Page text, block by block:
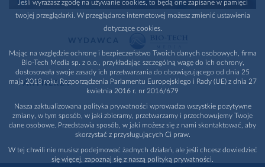
PARTNERZY
Jeśli wyrażasz zgodę na używanie cookies, to będą one zapisane w pamięci
twojej przeglądarki. W przeglądarce internetowej możesz zmienić ustawienia
dotyczące cookies.
Mając na względzie ochronę i bezpieczeństwo Twoich danych osobowych, firma
Bio-Tech Media sp. z o.o., przykładając szczególną wagę do ich ochrony,
dostosowała swoje zasady ich przetwarzania do obowiązującego od dnia 25
maja 2018 roku Rozporządzenia Parlamentu Europejskiego i Rady (UE) z dnia 27
kwietnia 2016 r. nr 2016/679
Nasza zaktualizowana polityka prywatności wprowadza wszystkie pozytywne
zmiany, w tym sposób, w jaki zbieramy, przetwarzamy i przechowujemy Twoje
dane osobowe. Przedstawia sposób, w jaki możesz się z nami skontaktować, aby
skorzystać z przysługujących Ci praw.
W tej chwili nie musisz podejmować żadnych działań, ale jeśli chcesz dowiedzieć
się więcej, zapoznaj się z naszą polityką prywatności.